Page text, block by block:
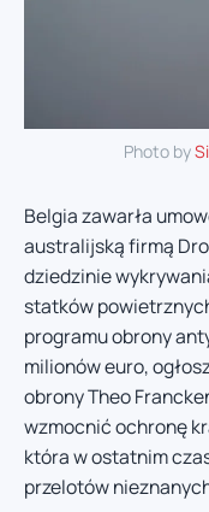
Photo by
Belgia zawarła
australijską firmą
dziedzinie
statków
programu obrony
milionów euro,
obrony Theo
wzmocnić ochronę
która w ostatnim
przelotów